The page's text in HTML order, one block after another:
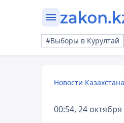
#Выборы в Курултай
Новости
00:54, 24